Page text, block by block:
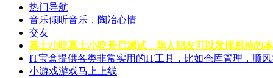
热门导航
音乐倾听音乐，陶冶心情
交友
嘉士小吃嘉士小吃开启测试，华人朋友可以发挥厨神的
IT宝盒提供各类非常实用的IT工具，比如仓库管理，顺
小游戏游戏马上上线